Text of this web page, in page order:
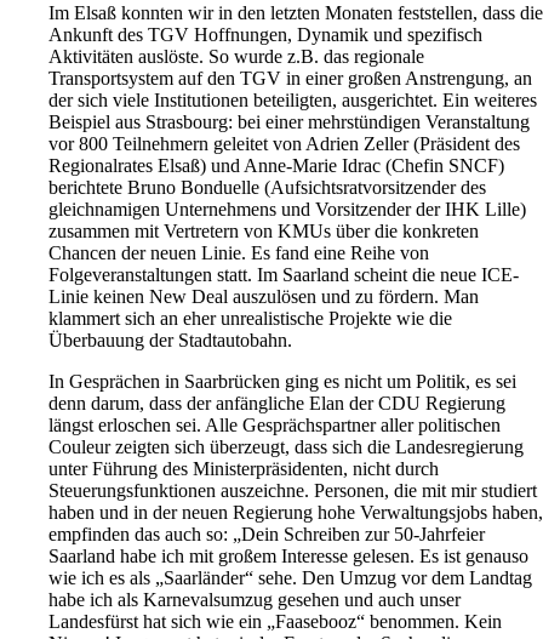
Im Elsaß konnten wir in den letzten Monaten feststellen, dass die
Ankunft des TGV Hoffnungen, Dynamik und spezifisch
Aktivitäten auslöste. So wurde z.B. das regionale
Transportsystem auf den TGV in einer großen Anstrengung, an
der sich viele Institutionen beteiligten, ausgerichtet. Ein weiteres
Beispiel aus Strasbourg: bei einer mehrstündigen Veranstaltung
vor 800 Teilnehmern geleitet von Adrien Zeller (Präsident des
Regionalrates Elsaß) und Anne-Marie Idrac (Chefin SNCF)
berichtete Bruno Bonduelle (Aufsichtsratvorsitzender des
gleichnamigen Unternehmens und Vorsitzender der IHK Lille)
zusammen mit Vertretern von KMUs über die konkreten
Chancen der neuen Linie. Es fand eine Reihe von
Folgeveranstaltungen statt. Im Saarland scheint die neue ICE-
Linie keinen New Deal auszulösen und zu fördern. Man
klammert sich an eher unrealistische Projekte wie die
Überbauung der Stadtautobahn.
In Gesprächen in Saarbrücken ging es nicht um Politik, es sei
denn darum, dass der anfängliche Elan der CDU Regierung
längst erloschen sei. Alle Gesprächspartner aller politischen
Couleur zeigten sich überzeugt, dass sich die Landesregierung
unter Führung des Ministerpräsidenten, nicht durch
Steuerungsfunktionen auszeichne. Personen, die mit mir studiert
haben und in der neuen Regierung hohe Verwaltungsjobs haben,
empfinden das auch so: „Dein Schreiben zur 50-Jahrfeier
Saarland habe ich mit großem Interesse gelesen. Es ist genauso
wie ich es als „Saarländer“ sehe. Den Umzug vor dem Landtag
habe ich als Karnevalsumzug gesehen und auch unser
Landesfürst hat sich wie ein „Faasebooz“ benommen. Kein